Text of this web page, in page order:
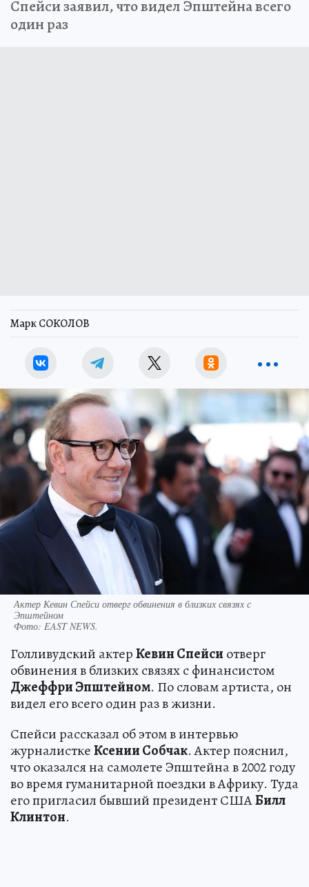
Спейси заявил, что видел Эпштейна всего
один раз
Марк СОКОЛОВ
Актер Кевин Спейси отверг обвинения в близких связях с
Эпштейном
Фото: EAST NEWS.
Голливудский актерКевин Спейси отверг
обвинения в близких связях с финансистом
Джеффри Эпштейном. По словам артиста, он
видел его всего один раз в жизни.
Спейси рассказал об этом в интервью
журналисткеКсении Собчак. Актер пояснил,
что оказался на самолете Эпштейна в 2002 году
во время гуманитарной поездки в Африку. Туда
его пригласил бывший президент СШАБилл
Клинтон.